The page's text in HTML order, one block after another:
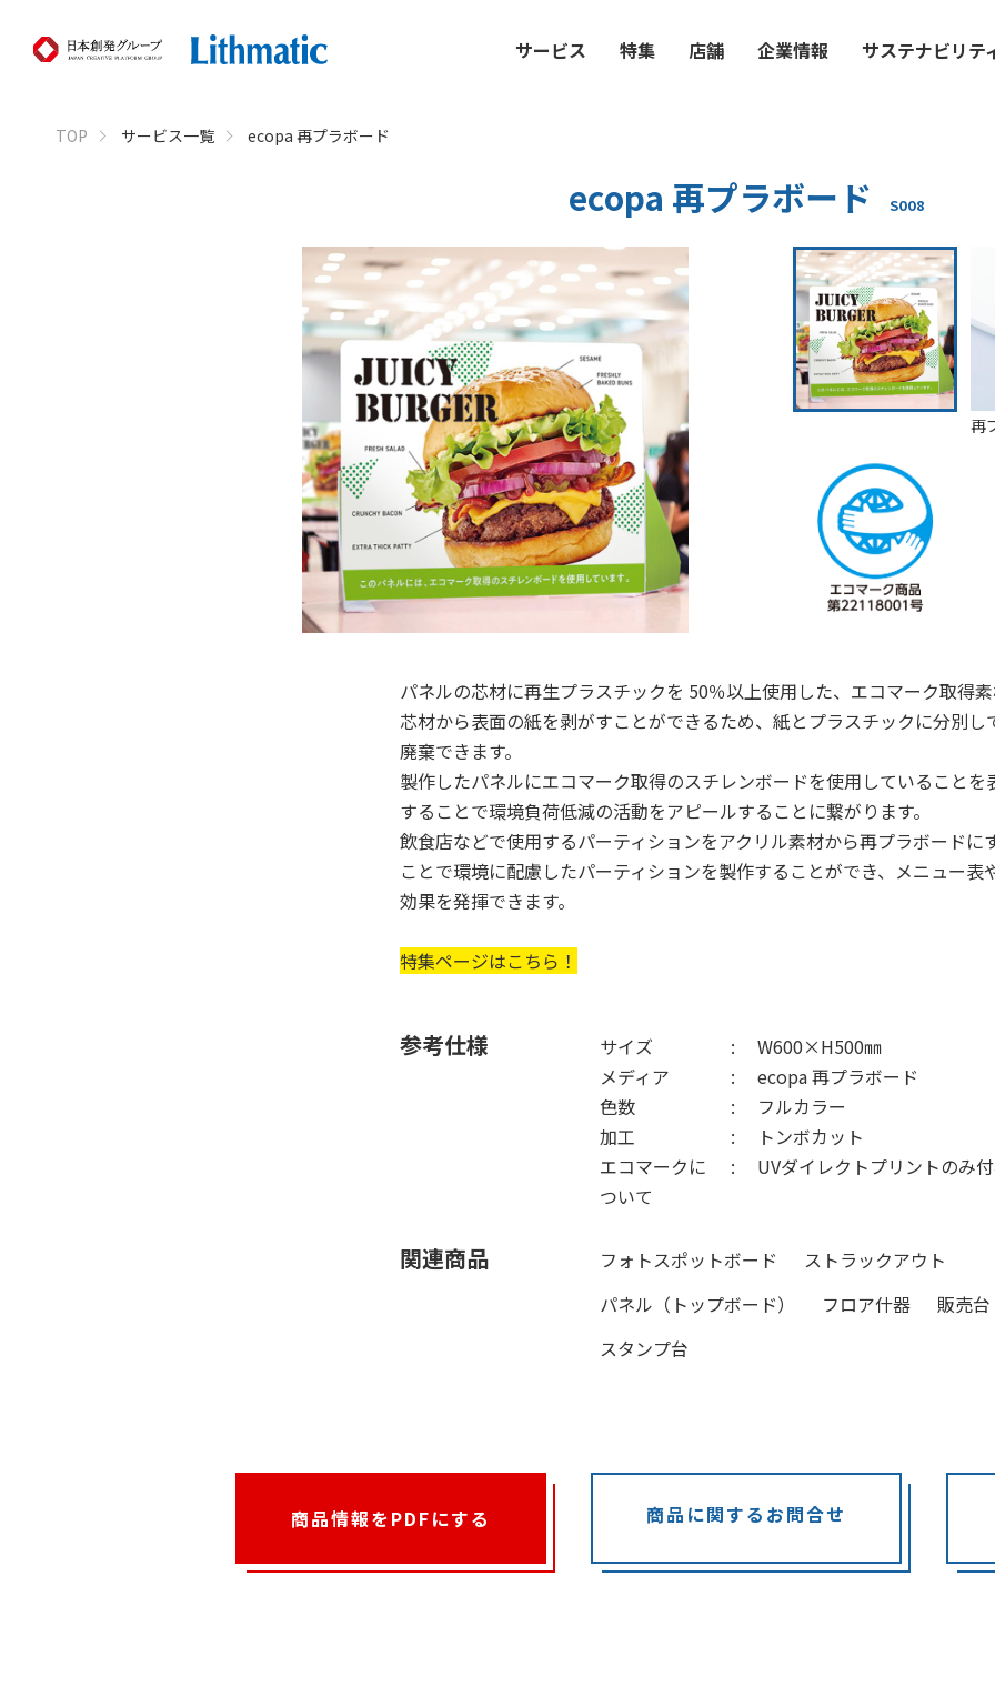
サービス 特集 店舗 企業情報 サステナビリテ
TOP サービス一覧 ecopa 再プラボード
ecopa 再プラボード S008
再
パネルの芯材に再生プラスチックを 50％以上使用した、エコマーク取得
芯材から表面の紙を剥がすことができるため、紙とプラスチックに分別し
廃棄できます。
製作したパネルにエコマーク取得のスチレンボードを使用していることを
することで環境負荷低減の活動をアピールすることに繋がります。
飲食店などで使用するパーティションをアクリル素材から再プラボードに
ことで環境に配慮したパーティションを製作することができ、メニュー表
効果を発揮できます。
特集ページはこちら！
参考仕様 サイズ
W600×H500㎜
メディア
ecopa 再プラボード
色数
フルカラー
加工
トンボカット
エコマークに
ついて
UVダイレクトプリントのみ
関連商品 フォトスポットボード
ストラックアウト
パネル（トップボード）
フロア什器
販売台
スタンプ台
商品情報をPDFにする 商品に関するお問合せ